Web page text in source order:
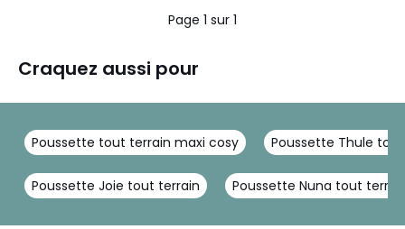
Page 1 sur 1
Craquez aussi pour
Poussette tout terrain maxi cosy Poussette Thule
Poussette Joie tout terrain Poussette Nuna tout